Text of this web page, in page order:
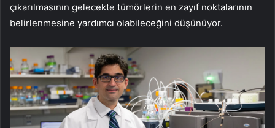
çıkarılmasının gelecekte tümörlerin en zayıf noktalarının
belirlenmesine yardımcı olabileceğini düşünüyor.